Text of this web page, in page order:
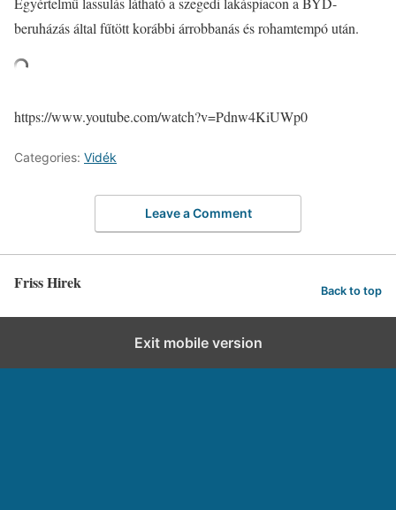
beruházás által fűtött korábbi árrobbanás és rohamtempó után.
https://www.youtube.com/watch?v=Pdnw4KiUWp0
Categories: Vidék
Leave a Comment
Friss Hirek Back to top
Exit mobile version